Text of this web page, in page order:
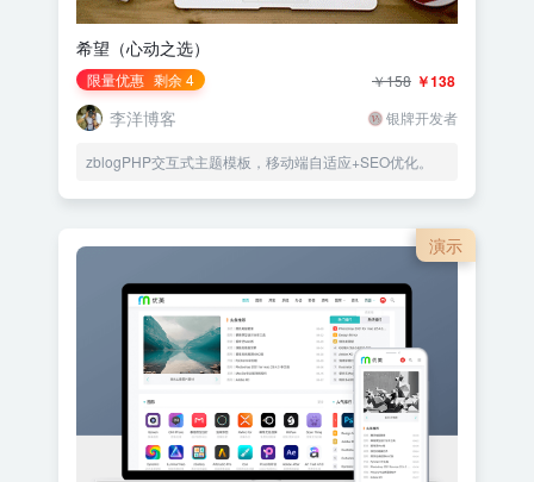
希望（心动之选）
限量优惠 剩余 4 ￥138
￥158
李洋博客 银牌开发者
zblogPHP交互式主题模板，移动端自适应+SEO优化。
演示